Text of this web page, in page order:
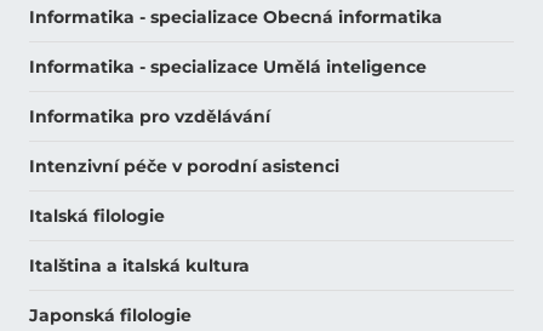
Informatika - specializace Obecná informatika
Informatika - specializace Umělá inteligence
Informatika pro vzdělávání
Intenzivní péče v porodní asistenci
Italská filologie
Italština a italská kultura
Japonská filologie